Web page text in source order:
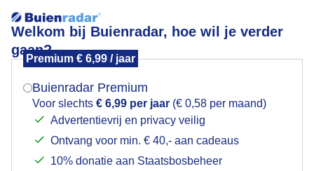
Welkom bij Buienradar, hoe wil je verder
gaan?
Premium € 6,99 / jaar
Buienradar Premium
Voor slechts € 6,99 per jaar (€ 0,58 per maand)
Advertentievrij en privacy veilig
Ontvang voor min. € 40,- aan cadeaus
10% donatie aan Staatsbosbeheer
Vaderdag
Mogen we je locatie gebruiken voor het
Indien je hier nog geen akkoord op hebt gegeven,
verschijnt er zo een pop-up uit je browser waarin